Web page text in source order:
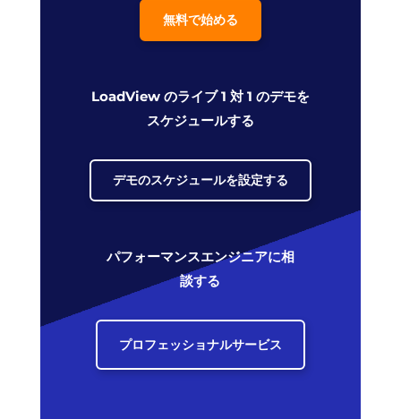
無料で始める
LoadView のライブ 1 対 1 のデモを
スケジュールする
デモのスケジュールを設定する
パフォーマンスエンジニアに相
談する
プロフェッショナルサービス